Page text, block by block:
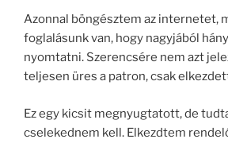
Azonnal böngésztem az internetet,
foglalásunk van, hogy nagyjából
nyomtatni. Szerencsére nem azt
teljesen üres a patron, csak
Ez egy kicsit megnyugtatott, de
cselekednem kell. Elkezdtem